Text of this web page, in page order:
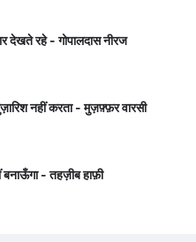
देखते रहे - गोपालदास नीरज
नहीं करता - मुज़फ़्फ़र वारसी
बनाऊँगा - तहज़ीब हाफ़ी